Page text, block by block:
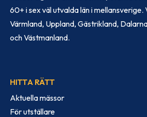
60+ i sex väl utvalda län i mellansverige.
Värmland, Uppland, Gästrikland,
och Västmanland.
HITTA RÄTT
Aktuella mässor
För utställare